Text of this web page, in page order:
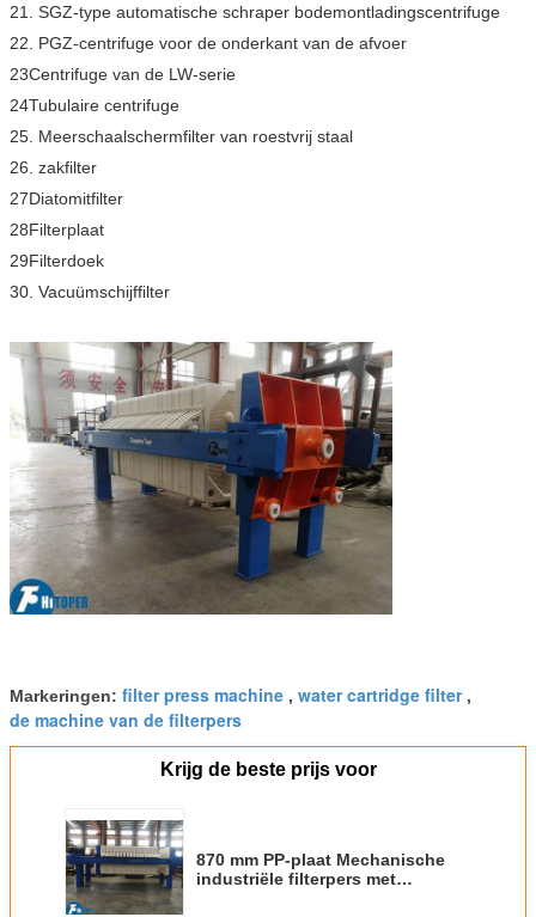
21. SGZ-type automatische schraper bodemontladingscentrifuge
22. PGZ-centrifuge voor de onderkant van de afvoer
23Centrifuge van de LW-serie
24Tubulaire centrifuge
25. Meerschaalschermfilter van roestvrij staal
26. zakfilter
27Diatomitfilter
28Filterplaat
29Filterdoek
30. Vacuümschijffilter
Markeringen: filter press machine , water cartridge filter,
de machine van de filterpers
Krijg de beste prijs voor
870 mm PP-plaat Mechanische
industriële filterpers met